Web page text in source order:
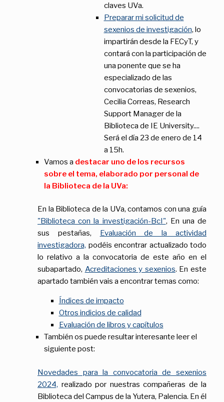
claves UVa.
Preparar mi solicitud de
sexenios de investigación, lo
impartirán desde la FECyT, y
contará con la participación de
una ponente que se ha
especializado de las
convocatorias de sexenios,
Cecilia Correas, Research
Support Manager de la
Biblioteca de IE University....
Será el día 23 de enero de 14
a 15h.
Vamos a destacar uno de los recursos
sobre el tema, elaborado por personal de
la Biblioteca de la UVa:
En la Biblioteca de la UVa, contamos con una guía
"Biblioteca con la investigación-BcI", En una de
sus pestañas, Evaluación de la actividad
investigadora, podéis encontrar actualizado todo
lo relativo a la convocatoria de este año en el
subapartado, Acreditaciones y sexenios. En este
apartado también vais a encontrar temas como:
Índices de impacto
Otros indicios de calidad
Evaluación de libros y capítulos
También os puede resultar interesante leer el
siguiente post:
Novedades para la convocatoria de sexenios
2024, realizado por nuestras compañeras de la
Biblioteca del Campus de la Yutera, Palencia. En él